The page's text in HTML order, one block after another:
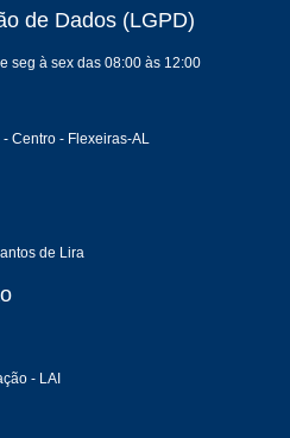
de Dados (LGPD)
seg à sex das 08:00 às 12:00
Centro - Flexeiras-AL
de Lira
- LAI